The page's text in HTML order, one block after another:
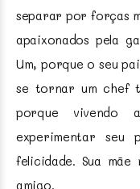
separar por forças
apaixonados pela
Um, porque o seu
se tornar um chef
porque
experimentar seu
felicidade. Sua
amigo.